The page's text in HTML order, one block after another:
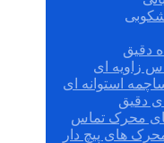
دقیق
زاویه ای
استوانه ای
دقیق
محرک تماس
های پیچ دار